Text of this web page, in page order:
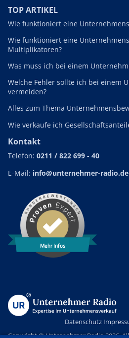
TOP ARTIKEL
Wie funktioniert eine
Wie funktioniert eine
Multiplikatoren?
Was muss ich bei einem
Welche Fehler sollte ich bei einem
vermeiden?
Alles zum Thema
Wie verkaufe ich
Kontakt
Telefon: 0211 / 822 699 - 40
E-Mail: info@unternehmer-radio.de
Mehr Infos
Datenschutz
Copyright © Unternehmer Radio 2026.